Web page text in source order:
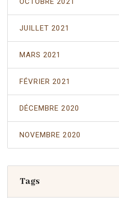
JUILLET 2021
MARS 2021
FÉVRIER 2021
DÉCEMBRE 2020
NOVEMBRE 2020
Tags